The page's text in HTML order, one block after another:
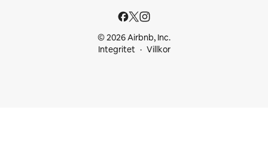
© 2026 Airbnb, Inc.
Integritet
Villkor